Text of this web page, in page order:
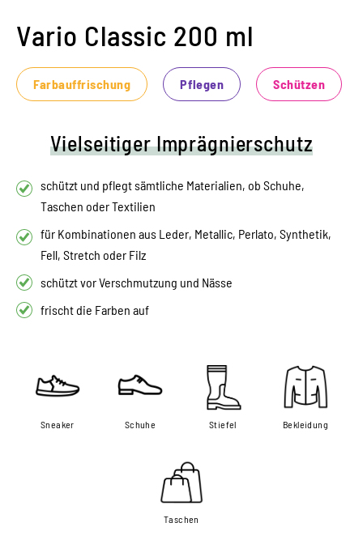
Vario Classic 200 ml
Farbauffrischung Pflegen Schützen
Vielseitiger Imprägnierschutz
schützt und pflegt sämtliche Materialien, ob Schuhe,
Taschen oder Textilien
für Kombinationen aus Leder, Metallic, Perlato, Synthetik,
Fell, Stretch oder Filz
schützt vor Verschmutzung und Nässe
frischt die Farben auf
Sneaker Schuhe Stiefel Bekleidung
Taschen